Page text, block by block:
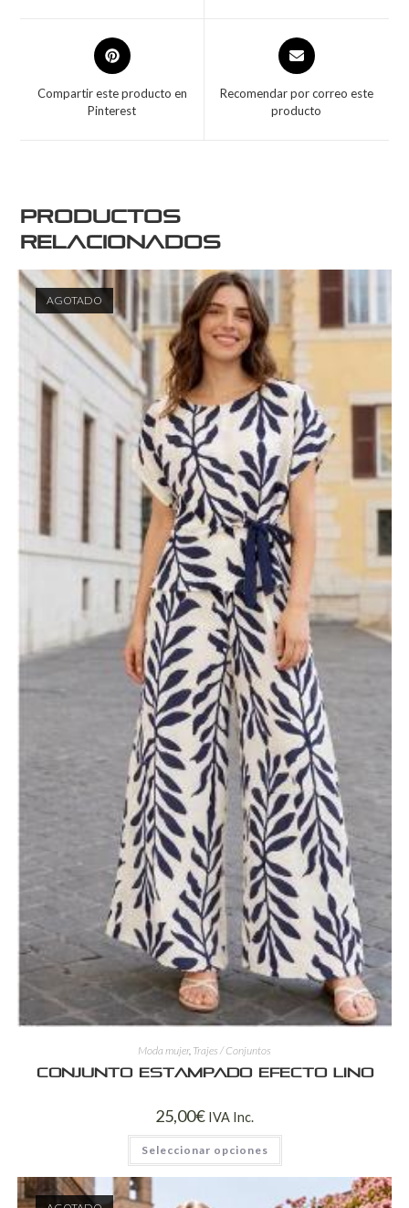
Compartir este producto en
Pinterest
Recomendar por correo este
producto
Productos
relacionados
AGOTADO
Moda mujer, Trajes / Conjuntos
Conjunto Estampado Efecto Lino
25,00€ IVA Inc.
Seleccionar opciones